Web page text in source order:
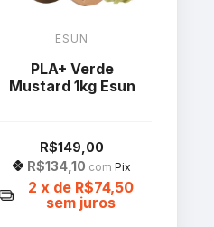
ESUN
PLA+ Verde
Mustard 1kg Esun
R$149,00
R$134,10 com Pix
2 x de R$74,50
sem juros